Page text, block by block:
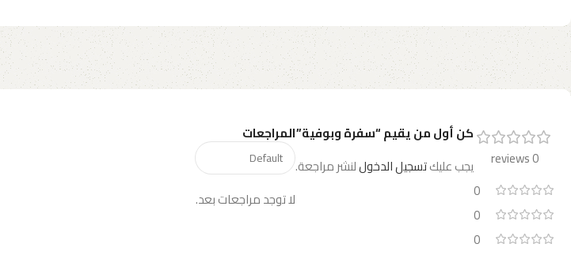
0 reviews
0
0
0
المراجعات
لا توجد مراجعات بعد.
كن أول من يقيم “سفرة وبوفية”
يجب عليكتسجيل الدخوللنشر مراجعة.